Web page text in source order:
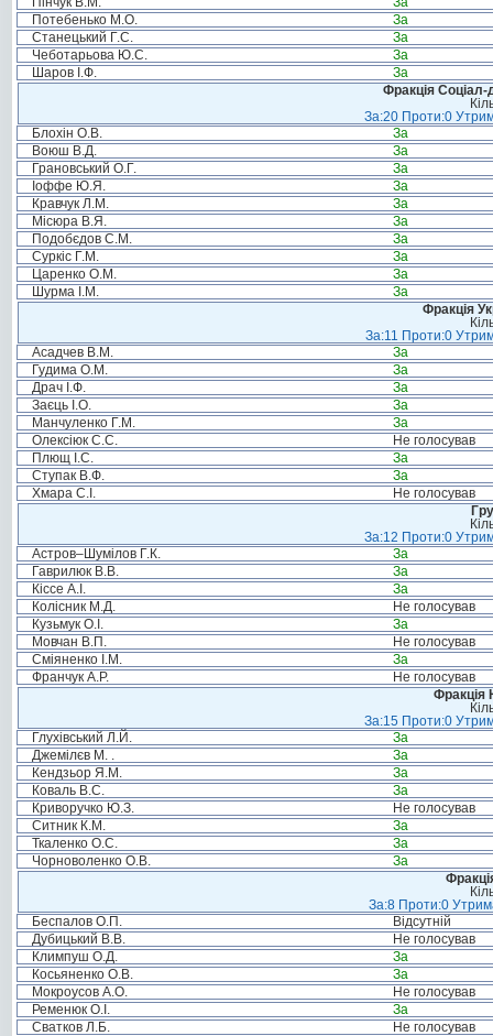
Потебенько М.О.
За
Станецький Г.С.
За
Чеботарьова Ю.С.
За
Шаров І.Ф.
За
Фракція Соціал-
За:20 Проти:0
Блохін О.В.
За
Воюш В.Д.
За
Грановський О.Г.
За
Іоффе Ю.Я.
За
Кравчук Л.М.
За
Місюра В.Я.
За
Подобєдов С.М.
За
Суркіс Г.М.
За
Царенко О.М.
За
Шурма І.М.
За
Фракція
За:11 Проти:0
Асадчев В.М.
За
Гудима О.М.
За
Драч І.Ф.
За
Заєць І.О.
За
Манчуленко Г.М.
За
Олексіюк С.С.
Не голосував
Плющ І.С.
За
Ступак В.Ф.
За
Хмара С.І.
Не голосував
За:12 Проти:0
Астров–Шумілов Г.К.
За
Гаврилюк В.В.
За
Кіссе А.І.
За
Колісник М.Д.
Не голосував
Кузьмук О.І.
За
Мовчан В.П.
Не голосував
Сміяненко І.М.
За
Франчук А.Р.
Не голосував
Фракція
За:15 Проти:0
Глухівський Л.Й.
За
Джемілєв М. .
За
Кендзьор Я.М.
За
Коваль В.С.
За
Криворучко Ю.З.
Не голосував
Ситник К.М.
За
Ткаленко О.С.
За
Чорноволенко О.В.
За
За:8 Проти:0
Беспалов О.П.
Відсутній
Дубицький В.В.
Не голосував
Климпуш О.Д.
За
Косьяненко О.В.
За
Мокроусов А.О.
Не голосував
Ременюк О.І.
За
Сватков Л.Б.
Не голосував